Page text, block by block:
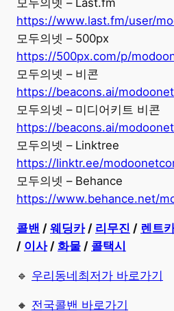
모두의넷 – Last.fm
https://www.last.fm/user/
모두의넷 – 500px
https://500px.com/p/
모두의넷 – 비콘
https://beacons.ai/
모두의넷 – 미디어키트 비콘
https://beacons.ai/
모두의넷 – Linktree
https://linktr.ee/
모두의넷 – Behance
https://www.behance.net/
콜밴 / 웨딩카/ 리무진 / 렌트
/ 이사/ 화물 / 콜택시
🔹 우리동네최저가 바로가기
🔸 전국콜밴 바로가기